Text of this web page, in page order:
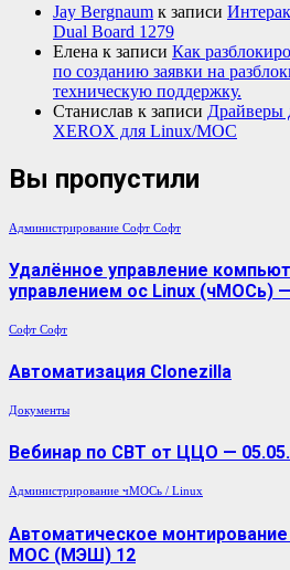
Jay Bergnaum к записи
Dual Board 1279
Елена к записи Как
по созданию заявки на
техническую поддержку.
Станислав к записи Драйверы
XEROX для Linux/МОС
Вы пропустили
Администрирование Софт Софт
Удалённое управление
управлением ос Linux (чМОСь)
Софт Софт
Автоматизация Clonezilla
Документы
Вебинар по СВТ от ЦЦО —
Администрирование чМОСь / Linux
Автоматическое
МОС (МЭШ) 12